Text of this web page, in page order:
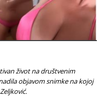
život na društvenim
objavom snimke na kojoj